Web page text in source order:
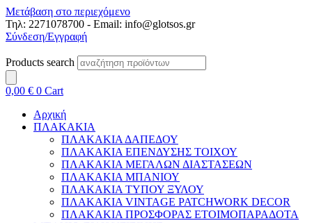
Μετάβαση στο περιεχόμενο
Τηλ: 2271078700 - Email: info@glotsos.gr
Σύνδεση/Εγγραφή
Products search
0,00 € 0 Cart
Αρχική
ΠΛΑΚΑΚΙΑ
ΠΛΑΚΑΚΙΑ ΔΑΠΕΔΟΥ
ΠΛΑΚΑΚΙΑ ΕΠΕΝΔΥΣΗΣ ΤΟΙΧΟΥ
ΠΛΑΚΑΚΙΑ ΜΕΓΑΛΩΝ ΔΙΑΣΤΑΣΕΩΝ
ΠΛΑΚΑΚΙΑ ΜΠΑΝΙΟΥ
ΠΛΑΚΑΚΙΑ ΤΥΠΟΥ ΞΥΛΟΥ
ΠΛΑΚΑΚΙΑ VINTAGE PATCHWORK DECOR
ΠΛΑΚΑΚΙΑ ΠΡΟΣΦΟΡΑΣ ΕΤΟΙΜΟΠΑΡΑΔΟΤΑ